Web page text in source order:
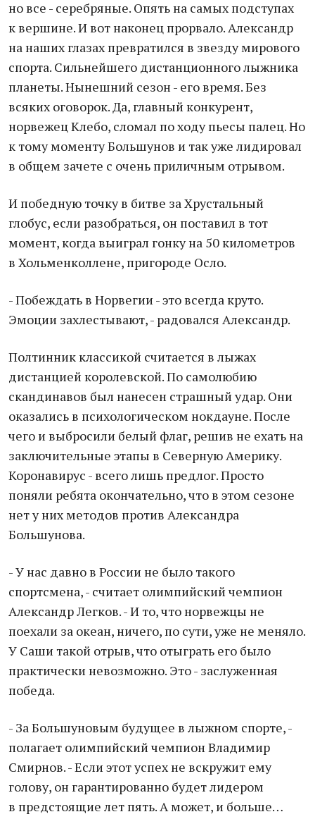
но все - серебряные. Опять на самых подступах
к вершине. И вот наконец прорвало. Александр
на наших глазах превратился в звезду мирового
спорта. Сильнейшего дистанционного лыжника
планеты. Нынешний сезон - его время. Без
всяких оговорок. Да, главный конкурент,
норвежец Клебо, сломал по ходу пьесы палец. Но
к тому моменту Большунов и так уже лидировал
в общем зачете с очень приличным отрывом.
И победную точку в битве за Хрустальный
глобус, если разобраться, он поставил в тот
момент, когда выиграл гонку на 50 километров
в Хольменколлене, пригороде Осло.
- Побеждать в Норвегии - это всегда круто.
Эмоции захлестывают, - радовался Александр.
Полтинник классикой считается в лыжах
дистанцией королевской. По самолюбию
скандинавов был нанесен страшный удар. Они
оказались в психологическом нокдауне. После
чего и выбросили белый флаг, решив не ехать на
заключительные этапы в Северную Америку.
Коронавирус - всего лишь предлог. Просто
поняли ребята окончательно, что в этом сезоне
нет у них методов против Александра
Большунова.
- У нас давно в России не было такого
спортсмена, - считает олимпийский чемпион
Александр Легков. - И то, что норвежцы не
поехали за океан, ничего, по сути, уже не меняло.
У Саши такой отрыв, что отыграть его было
практически невозможно. Это - заслуженная
победа.
- За Большуновым будущее в лыжном спорте, -
полагает олимпийский чемпион Владимир
Смирнов. - Если этот успех не вскружит ему
голову, он гарантированно будет лидером
в предстоящие лет пять. А может, и больше…